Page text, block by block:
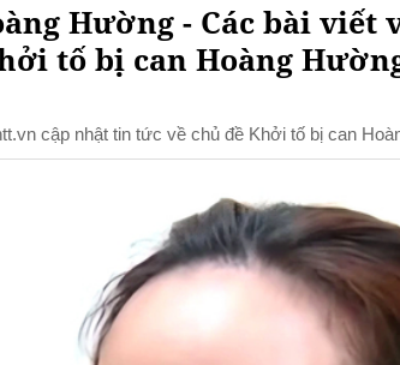
Hường - Các bài viết
tố bị can Hoàng
cập nhật tin tức về chủ đề Khởi tố bị can